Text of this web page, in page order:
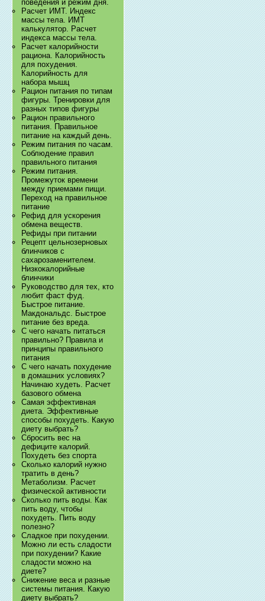
поведения и режим дня.
Расчет ИМТ. Индекс
массы тела. ИМТ
калькулятор. Расчет
индекса массы тела.
Расчет калорийности
рациона. Калорийность
для похудения.
Калорийность для
набора мышц
Рацион питания по типам
фигуры. Тренировки для
разных типов фигуры
Рацион правильного
питания. Правильное
питание на каждый день.
Режим питания по часам.
Соблюдение правил
правильного питания
Режим питания.
Промежуток времени
между приемами пищи.
Переход на правильное
питание
Рефид для ускорения
обмена веществ.
Рефиды при питании
Рецепт цельнозерновых
блинчиков с
сахарозаменителем.
Низкокалорийные
блинчики
Руководство для тех, кто
любит фаст фуд.
Быстрое питание.
Макдональдс. Быстрое
питание без вреда.
С чего начать питаться
правильно? Правила и
принципы правильного
питания
С чего начать похудение
в домашних условиях?
Начинаю худеть. Расчет
базового обмена
Самая эффективная
диета. Эффективные
способы похудеть. Какую
диету выбрать?
Сбросить вес на
дефиците калорий.
Похудеть без спорта
Сколько калорий нужно
тратить в день?
Метаболизм. Расчет
физической активности
Сколько пить воды. Как
пить воду, чтобы
похудеть. Пить воду
полезно?
Сладкое при похудении.
Можно ли есть сладости
при похудении? Какие
сладости можно на
диете?
Снижение веса и разные
системы питания. Какую
диету выбрать?